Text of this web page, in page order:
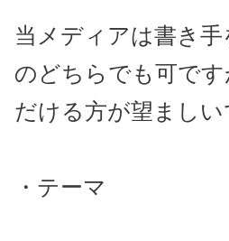
当メディアは書き
のどちらでも可で
だける方が望ましい
・テーマ